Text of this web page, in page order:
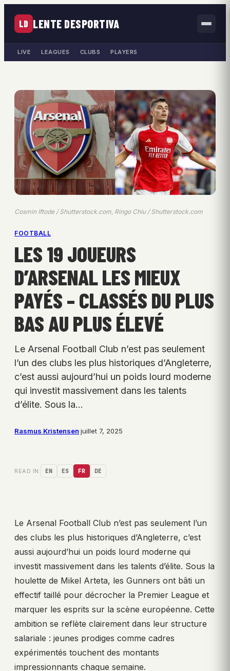
LD LENTE DESPORTIVA
LIVE LEAGUES CLUBS PLAYERS
Cosmin Iftode / Shutterstock.com, Ringo Chiu / Shutterstock.com
FOOTBALL
LES 19 JOUEURS
D’ARSENAL LES MIEUX
PAYÉS – CLASSÉS DU PLUS
BAS AU PLUS ÉLEVÉ
Le Arsenal Football Club n’est pas seulement
l’un des clubs les plus historiques d’Angleterre,
c’est aussi aujourd’hui un poids lourd moderne
qui investit massivement dans les talents
d’élite. Sous la…
Rasmus Kristensen·juillet 7, 2025
READ IN: EN ES FR DE
Le Arsenal Football Club n’est pas seulement l’un
des clubs les plus historiques d’Angleterre, c’est
aussi aujourd’hui un poids lourd moderne qui
investit massivement dans les talents d’élite. Sous la
houlette de Mikel Arteta, les Gunners ont bâti un
effectif taillé pour décrocher la Premier League et
marquer les esprits sur la scène européenne. Cette
ambition se reflète clairement dans leur structure
salariale : jeunes prodiges comme cadres
expérimentés touchent des montants
impressionnants chaque semaine.